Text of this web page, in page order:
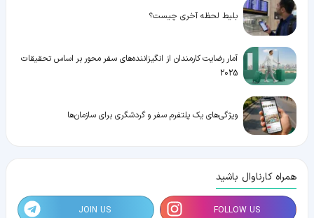
بلیط لحظه آخری چیست؟
آمار رضایت کارمندان از انگیزاننده‌های سفر محور بر اساس تحقیقات
2025
ویژگی‌های یک پلتفرم سفر و گردشگری برای سازمان‌ها
همراه کارناوال باشید
FOLLOW US
JOIN US